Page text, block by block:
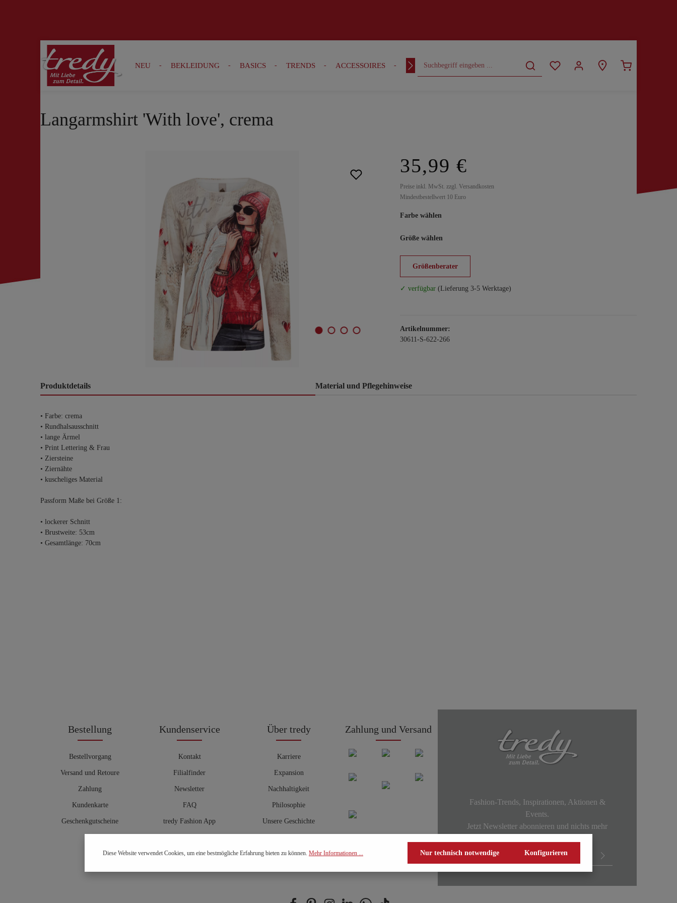
Zur Suche springen Zur Hauptnavigation springen
NEU BEKLEIDUNG BASICS TRENDS ACCESSOIRES OUTFITS CURVY
Langarmshirt 'With love', crema
35,99 €
Preise inkl. MwSt. zzgl. Versandkosten
Mindestbestellwert 10 Euro
Farbe wählen
Größe wählen
Größenberater
✓ verfügbar (Lieferung 3-5 Werktage)
Artikelnummer:
30611-S-622-266
Produktdetails Material und Pflegehinweise
• Farbe: crema
• Rundhalsausschnitt
• lange Ärmel
• Print Lettering & Frau
• Ziersteine
• Ziernähte
• kuscheliges Material
Passform Maße bei Größe 1:
• lockerer Schnitt
• Brustweite: 53cm
• Gesamtlänge: 70cm
Bestellung
Bestellvorgang
Versand und Retoure
Zahlung
Kundenkarte
Geschenkgutscheine
Kundenservice
Kontakt
Filialfinder
Newsletter
FAQ
tredy Fashion App
Hosenberater
Über tredy
Karriere
Expansion
Nachhaltigkeit
Philosophie
Unsere Geschichte
Zahlung und Versand
Fashion-Trends, Inspirationen, Aktionen &
Events.
Jetzt Newsletter abonnieren und nichts mehr
Diese Website verwendet Cookies, um eine bestmögliche Erfahrung bieten zu können. Mehr Informationen ... Nur technisch notwendige Konfigurieren